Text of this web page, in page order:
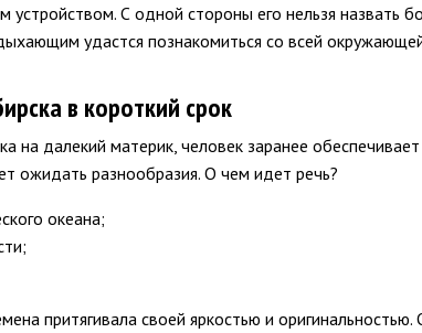
устройством. С одной стороны его нельзя назвать
удастся познакомиться со всей
в короткий срок
на далекий материк, человек заранее
ожидать разнообразия. О чем идет речь?
океана;
притягивала своей яркостью и